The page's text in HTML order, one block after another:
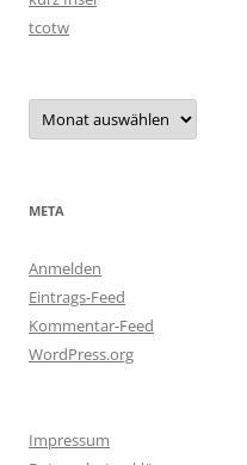
tcotw
Archiv
META
Anmelden
Eintrags-Feed
Kommentar-Feed
WordPress.org
Impressum